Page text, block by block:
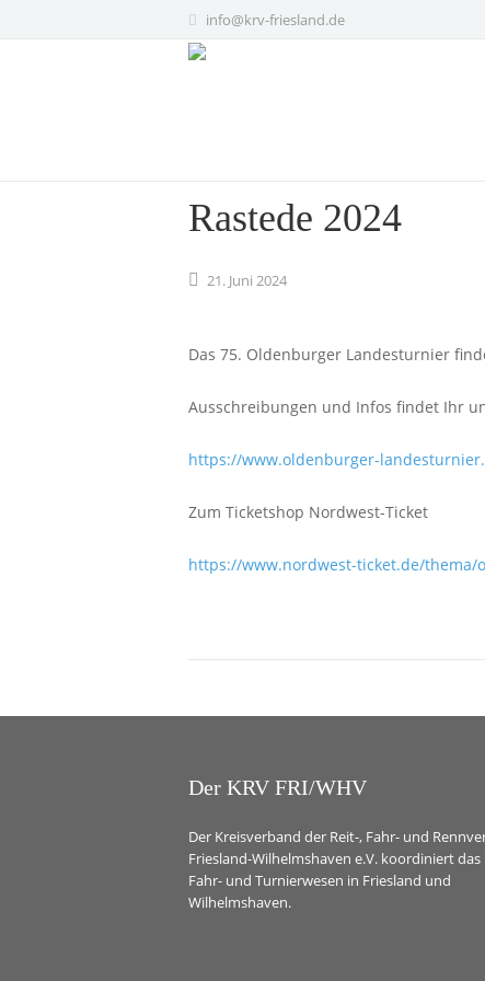
info@krv-friesland.de
Rastede 2024
21. Juni 2024
Das 75. Oldenburger Landesturnier
Ausschreibungen und Infos findet Ihr
https://www.oldenburger-
Zum Ticketshop Nordwest-Ticket
https://www.nordwest-ticket.de/
Der KRV FRI/WHV
Der Kreisverband der Reit-, Fahr- und
Friesland-Wilhelmshaven e.V. koordiniert das
Fahr- und Turnierwesen in Friesland und
Wilhelmshaven.